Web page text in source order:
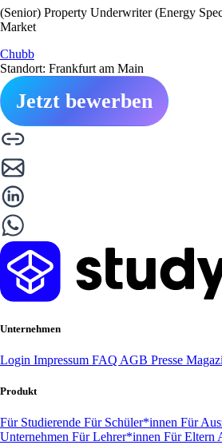
(Senior) Property Underwriter (Energy
Market
Chubb
Standort: Frankfurt am Main
Jetzt bewerben
Unternehmen
Login Impressum FAQ AGB Presse
Produkt
Für Studierende Für Schüler*innen Für
Unternehmen Für Lehrer*innen Für Eltern